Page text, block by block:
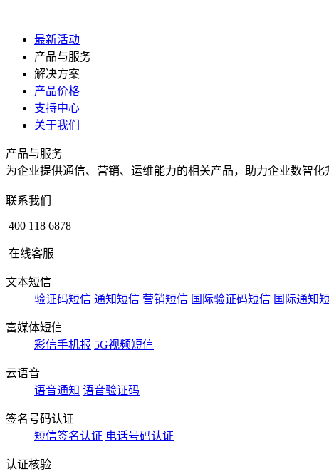
最新活动
产品与服务
解决方案
产品价格
支持中心
关于我们
产品与服务
为企业提供通信、营销、运维能力的相关产品，助力企业数智化
联系我们
400 118 6878
在线客服
文本短信
验证码短信 通知短信 营销短信 国际验证码短信 国际通知
富媒体短信
彩信手机报 5G视频短信
云语音
语音通知 语音验证码
签名号码认证
短信签名认证 电话号码认证
认证核验